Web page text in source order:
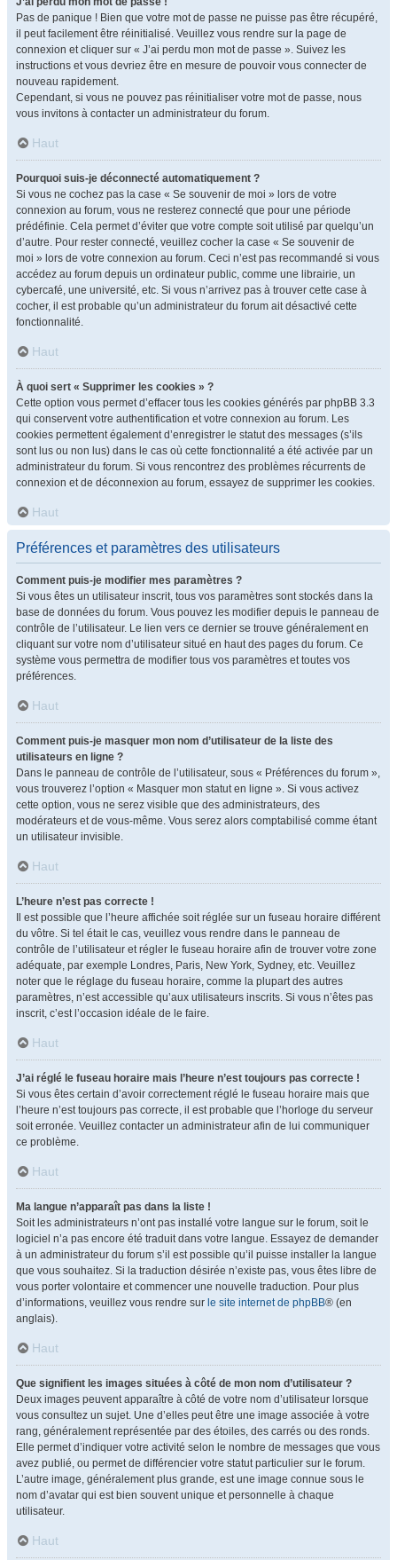
Pas de panique ! Bien que votre mot de passe ne puisse pas être récupéré,
il peut facilement être réinitialisé. Veuillez vous rendre sur la page de
connexion et cliquer sur « J’ai perdu mon mot de passe ». Suivez les
instructions et vous devriez être en mesure de pouvoir vous connecter de
nouveau rapidement.
Cependant, si vous ne pouvez pas réinitialiser votre mot de passe, nous
vous invitons à contacter un administrateur du forum.
Haut
Pourquoi suis-je déconnecté automatiquement ?
Si vous ne cochez pas la case « Se souvenir de moi » lors de votre
connexion au forum, vous ne resterez connecté que pour une période
prédéfinie. Cela permet d’éviter que votre compte soit utilisé par quelqu’un
d’autre. Pour rester connecté, veuillez cocher la case « Se souvenir de
moi » lors de votre connexion au forum. Ceci n’est pas recommandé si vous
accédez au forum depuis un ordinateur public, comme une librairie, un
cybercafé, une université, etc. Si vous n’arrivez pas à trouver cette case à
cocher, il est probable qu’un administrateur du forum ait désactivé cette
fonctionnalité.
Haut
À quoi sert « Supprimer les cookies » ?
Cette option vous permet d’effacer tous les cookies générés par phpBB 3.3
qui conservent votre authentification et votre connexion au forum. Les
cookies permettent également d’enregistrer le statut des messages (s’ils
sont lus ou non lus) dans le cas où cette fonctionnalité a été activée par un
administrateur du forum. Si vous rencontrez des problèmes récurrents de
connexion et de déconnexion au forum, essayez de supprimer les cookies.
Haut
Préférences et paramètres des utilisateurs
Comment puis-je modifier mes paramètres ?
Si vous êtes un utilisateur inscrit, tous vos paramètres sont stockés dans la
base de données du forum. Vous pouvez les modifier depuis le panneau de
contrôle de l’utilisateur. Le lien vers ce dernier se trouve généralement en
cliquant sur votre nom d’utilisateur situé en haut des pages du forum. Ce
système vous permettra de modifier tous vos paramètres et toutes vos
préférences.
Haut
Comment puis-je masquer mon nom d’utilisateur de la liste des
utilisateurs en ligne ?
Dans le panneau de contrôle de l’utilisateur, sous « Préférences du forum »,
vous trouverez l’option « Masquer mon statut en ligne ». Si vous activez
cette option, vous ne serez visible que des administrateurs, des
modérateurs et de vous-même. Vous serez alors comptabilisé comme étant
un utilisateur invisible.
Haut
L’heure n’est pas correcte !
Il est possible que l’heure affichée soit réglée sur un fuseau horaire différent
du vôtre. Si tel était le cas, veuillez vous rendre dans le panneau de
contrôle de l’utilisateur et régler le fuseau horaire afin de trouver votre zone
adéquate, par exemple Londres, Paris, New York, Sydney, etc. Veuillez
noter que le réglage du fuseau horaire, comme la plupart des autres
paramètres, n’est accessible qu’aux utilisateurs inscrits. Si vous n’êtes pas
inscrit, c’est l’occasion idéale de le faire.
Haut
J’ai réglé le fuseau horaire mais l’heure n’est toujours pas correcte !
Si vous êtes certain d’avoir correctement réglé le fuseau horaire mais que
l’heure n’est toujours pas correcte, il est probable que l’horloge du serveur
soit erronée. Veuillez contacter un administrateur afin de lui communiquer
ce problème.
Haut
Ma langue n’apparaît pas dans la liste !
Soit les administrateurs n’ont pas installé votre langue sur le forum, soit le
logiciel n’a pas encore été traduit dans votre langue. Essayez de demander
à un administrateur du forum s’il est possible qu’il puisse installer la langue
que vous souhaitez. Si la traduction désirée n’existe pas, vous êtes libre de
vous porter volontaire et commencer une nouvelle traduction. Pour plus
d’informations, veuillez vous rendre sur le site internet de phpBB® (en
anglais).
Haut
Que signifient les images situées à côté de mon nom d’utilisateur ?
Deux images peuvent apparaître à côté de votre nom d’utilisateur lorsque
vous consultez un sujet. Une d’elles peut être une image associée à votre
rang, généralement représentée par des étoiles, des carrés ou des ronds.
Elle permet d’indiquer votre activité selon le nombre de messages que vous
avez publié, ou permet de différencier votre statut particulier sur le forum.
L’autre image, généralement plus grande, est une image connue sous le
nom d’avatar qui est bien souvent unique et personnelle à chaque
utilisateur.
Haut